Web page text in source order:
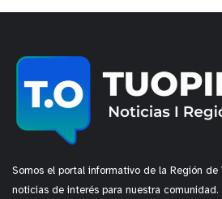
Somos el portal informativo de la Región de
noticias de interés para nuestra comunidad.